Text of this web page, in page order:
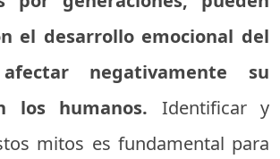
el desarrollo emocional del
negativamente su
los humanos. Identificar y
mitos es fundamental para